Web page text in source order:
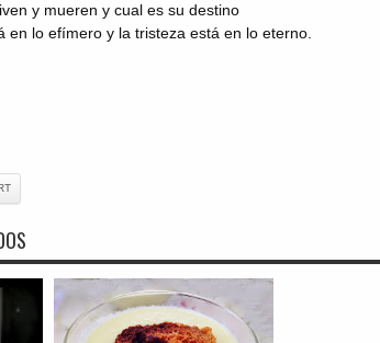
y mueren y cual es su destino
en lo efímero y la tristeza está en lo eterno.